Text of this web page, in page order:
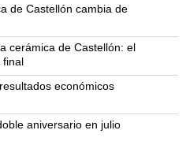
de Castellón cambia de
cerámica de Castellón: el
final
económicos
aniversario en julio